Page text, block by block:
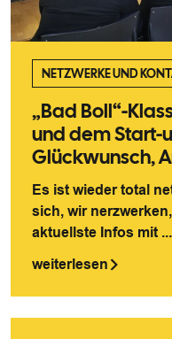
NETZWERKE UND
„Bad Boll“-
und dem Start-
Glückwunsch,
Es ist wieder total
sich, wir
aktuellste Infos mit ...
weiterlesen